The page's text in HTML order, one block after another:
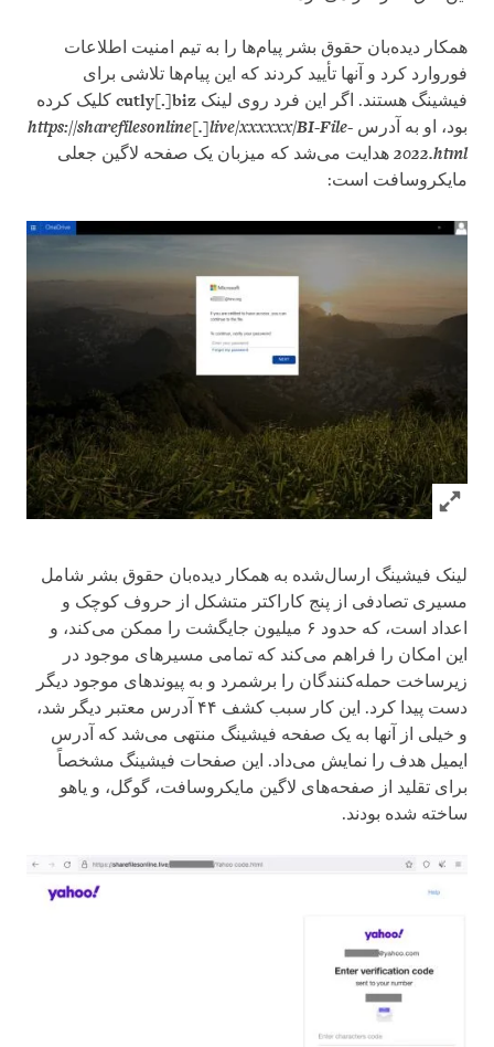
همکار دیده‌بان حقوق بشر پیام‌ها را به تیم امنیت اطلاعات
فوروارد کرد و آنها تأیید کردند که این پیام‌ها تلاشی برای
فیشینگ هستند. اگر این فرد روی لینک cutly[.]biz کلیک کرده
بود، او به آدرس https://sharefilesonline[.]live/xxxxxx/BI-File-
2022.html هدایت می‌شد که میزبان یک صفحه لاگین جعلی
مایکروسافت است:
Click to expand Image
لینک فیشینگ ارسال‌شده به همکار دیده‌بان حقوق بشر شامل
مسیری تصادفی از پنج کاراکتر متشکل از حروف کوچک و
اعداد است، که حدود ۶ میلیون جایگشت را ممکن می‌کند، و
این امکان را فراهم می‌کند که تمامی مسیرهای موجود در
زیرساخت حمله‌کنندگان را برشمرد و به پیوندهای موجود دیگر
دست پیدا کرد. این کار سبب کشف ۴۴ آدرس معتبر دیگر شد،
و خیلی از آنها به یک صفحه فیشینگ منتهی می‌شد که آدرس
ایمیل هدف را نمایش می‌داد. این صفحات فیشینگ مشخصاً
برای تقلید از صفحه‌های لاگین مایکروسافت، گوگل، و یاهو
ساخته شده بودند.